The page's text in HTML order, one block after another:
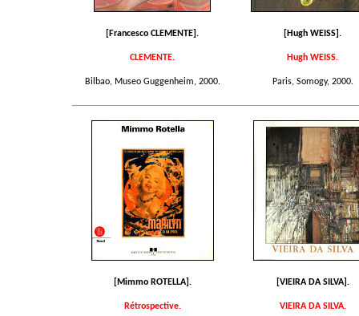
[Francesco CLEMENTE].
CLEMENTE.
Bilbao, Museo Guggenheim, 2000.
[Hugh WEISS].
Hugh WEISS.
Paris, Somogy, 2000.
[Mimmo ROTELLA].
Rétrospective.
[VIEIRA DA SILVA].
VIEIRA DA SILVA.